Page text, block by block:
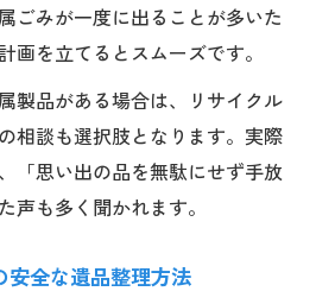
ごみが一度に出ることが多いた
画を立てるとスムーズです。
製品がある場合は、リサイクル
相談も選択肢となります。実際
「思い出の品を無駄にせず手放
声も多く聞かれます。
安全な遺品整理方法